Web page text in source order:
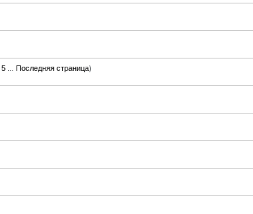
5 Последняя страница)